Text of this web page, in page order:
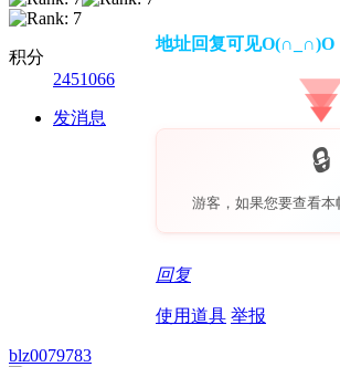
积分
2451066
发消息
地址回复可见O(∩_∩)O
游客，如果您要查看本
回复
使用道具 举报
blz0079783